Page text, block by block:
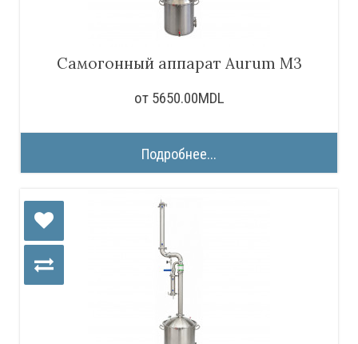
Самогонный аппарат Aurum M3
от 5650.00MDL
Подробнее...